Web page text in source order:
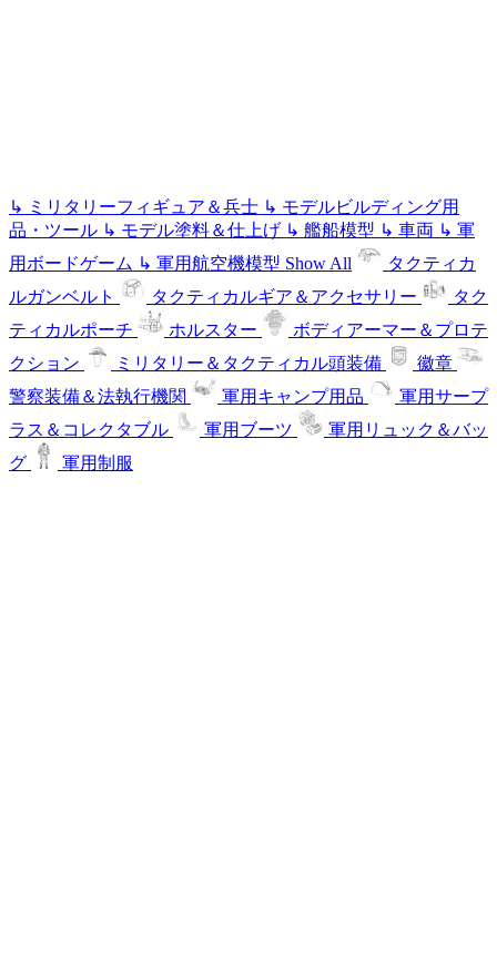
↳ ミリタリーフィギュア＆兵士 ↳ モデルビルディング用
品・ツール ↳ モデル塗料＆仕上げ ↳ 艦船模型 ↳ 車両 ↳ 軍
用ボードゲーム ↳ 軍用航空機模型 Show All
タクティカ
ルガンベルト
タクティカルギア＆アクセサリー
タク
ティカルポーチ
ホルスター
ボディアーマー＆プロテ
クション
ミリタリー＆タクティカル頭装備
徽章
警察装備＆法執行機関
軍用キャンプ用品
軍用サープ
ラス＆コレクタブル
軍用ブーツ
軍用リュック＆バッ
グ
軍用制服